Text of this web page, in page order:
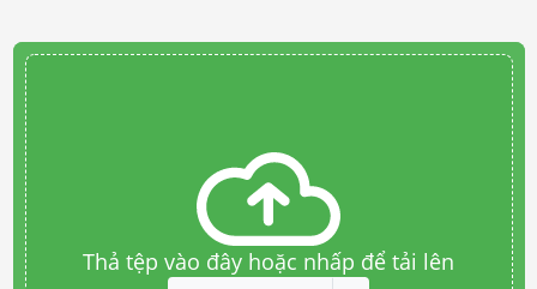
Thả tệp vào đây hoặc nhấp để tải lên